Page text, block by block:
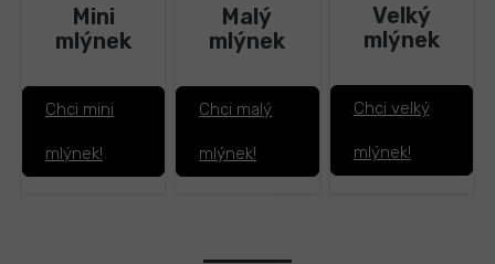
Mini
mlýnek
Chci mini
mlýnek!
Malý
mlýnek
Chci malý
mlýnek!
Velký
mlýnek
Chci velký
mlýnek!